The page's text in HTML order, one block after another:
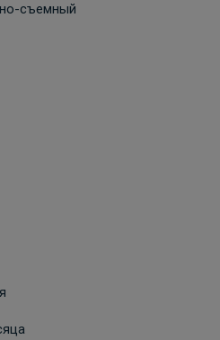
электрики
с блоком согласования 7-
10 ДНЕЙ
с блоком согласования
10 ДНЕЙ
₽
съемный